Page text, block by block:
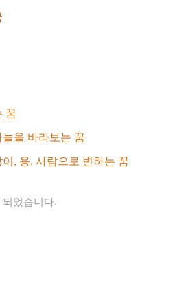
꿈
을 바라보는 꿈
, 용, 사람으로 변하는 꿈
었습니다.